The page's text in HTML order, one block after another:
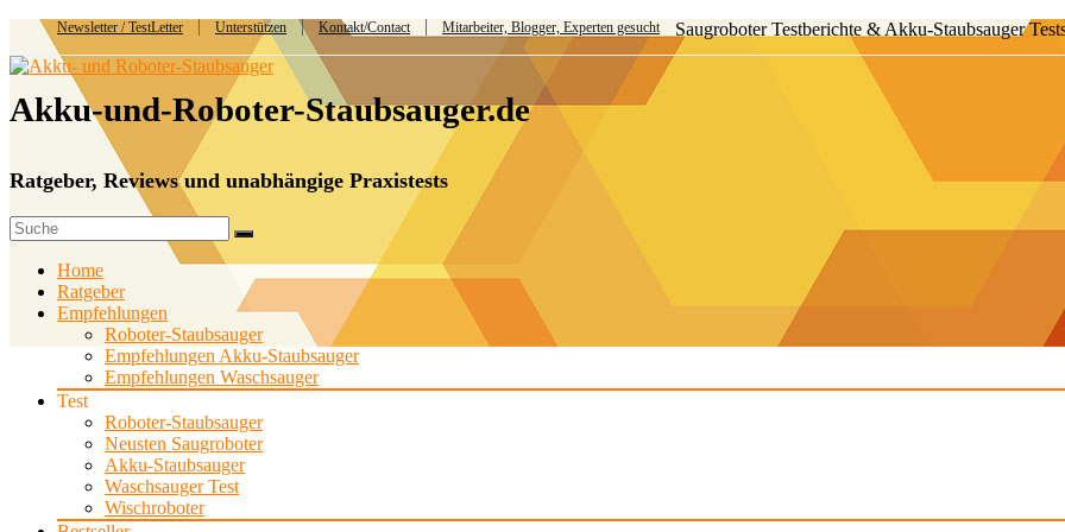
Newsletter / TestLetter Unterstützen Kontakt/Contact Mitarbeiter, Blogger, Experten gesucht Saugroboter Testberichte & Akku-Staubsauger
Akku-und-Roboter-Staubsauger.de
Ratgeber, Reviews und unabhängige Praxistests
Home
Ratgeber
Empfehlungen
Roboter-Staubsauger
Empfehlungen Akku-Staubsauger
Empfehlungen Waschsauger
Test
Roboter-Staubsauger
Neusten Saugroboter
Akku-Staubsauger
Waschsauger Test
Wischroboter